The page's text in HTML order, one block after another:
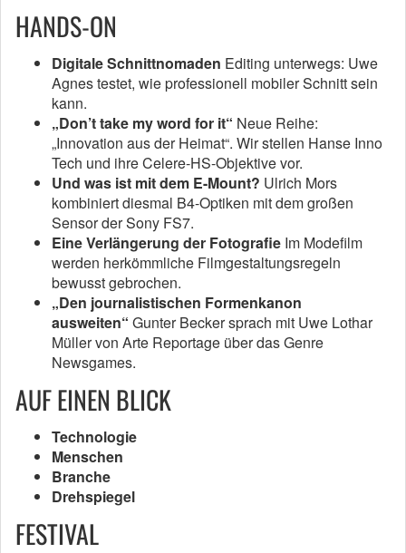
HANDS-ON
Digitale Schnittnomaden Editing unterwegs: Uwe
Agnes testet, wie professionell mobiler Schnitt sein
kann.
„Don’t take my word for it“ Neue Reihe:
„Innovation aus der Heimat“. Wir stellen Hanse Inno
Tech und ihre Celere-HS-Objektive vor.
Und was ist mit dem E-Mount? Ulrich Mors
kombiniert diesmal B4-Optiken mit dem großen
Sensor der Sony FS7.
Eine Verlängerung der Fotografie Im Modefilm
werden herkömmliche Filmgestaltungsregeln
bewusst gebrochen.
„Den journalistischen Formenkanon
ausweiten“ Gunter Becker sprach mit Uwe Lothar
Müller von Arte Reportage über das Genre
Newsgames.
AUF EINEN BLICK
Technologie
Menschen
Branche
Drehspiegel
FESTIVAL